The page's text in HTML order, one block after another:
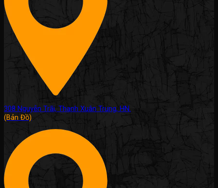
308 Nguyễn Trãi, Thanh Xuân Trung, HN.
(Bản Đồ)